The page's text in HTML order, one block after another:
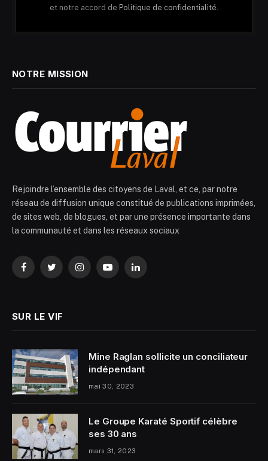
et notre accord de Politique de confidentialité.
NOTRE MISSION
Rejoindre l’ensemble des citoyens de Laval, et ce, par notre
réseau de diffusion unique constitué de publications imprimées,
de sites web, de blogues, et par une présence importante dans
la communauté et dans les réseaux sociaux
FacebookTwitterInstagramYouTubeLinkedIn
SUR LE VIF
Mine Raglan sollicite un conciliateur
indépendant
mai 30, 2023
Le Groupe Karaté Sportif célèbre
ses 30 ans
mars 31, 2023